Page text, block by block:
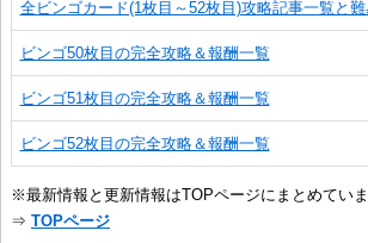
全ビンゴカード(1枚目～52枚目)攻略記事一覧と
ビンゴ50枚目の完全攻略＆報酬一覧
ビンゴ51枚目の完全攻略＆報酬一覧
ビンゴ52枚目の完全攻略＆報酬一覧
※最新情報と更新情報はTOPページにまとめていま
⇒ TOPページ